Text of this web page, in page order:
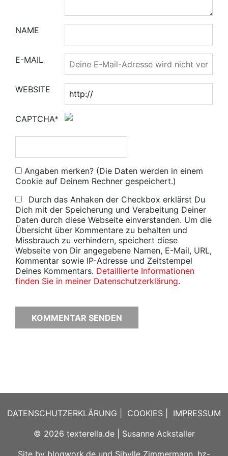
NAME
E-MAIL
WEBSITE
CAPTCHA*
Angaben merken? (Die Daten werden in einem
Cookie auf Deinem Rechner gespeichert.)
Durch das Anhaken der Checkbox erklärst Du
Dich mit der Speicherung und Verabeitung Deiner
Daten durch diese Webseite einverstanden. Um die
Übersicht über Kommentare zu behalten und
Missbrauch zu verhindern, speichert diese
Webseite von Dir angegebene Namen, E-Mail, URL,
Kommentar sowie IP-Adresse und Zeitstempel
Deines Kommentars. Detaillierte Informationen
finden Sie in meiner Datenschutzerklärung.
DATENSCHUTZERKLÄRUNG COOKIES
IMPRESSUM
© 2026 texterella.de| Susanne Ackstaller